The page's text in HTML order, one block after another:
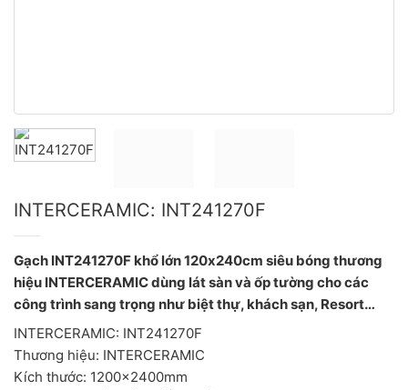
INTERCERAMIC: INT241270F
Gạch INT241270F khổ lớn 120x240cm siêu bóng thương
hiệu INTERCERAMIC dùng lát sàn và ốp tường cho các
công trình sang trọng như biệt thự, khách sạn, Resort…
INTERCERAMIC: INT241270F
Thương hiệu: INTERCERAMIC
Kích thước: 1200x2400mm